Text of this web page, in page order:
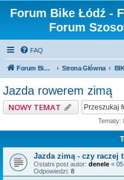
Forum Bike Łódź -
Forum
FAQ
Forum Bike Łódź - Forum Rowerowe Łódź - Forum Szosowe - Forum MTB Strona Główna
Jazda rowerem zimą
NOWY TEMAT
Tematy:
Jazda zimą - czy raczej
Ostatni post autor: denele «
Odpowiedzi: 8